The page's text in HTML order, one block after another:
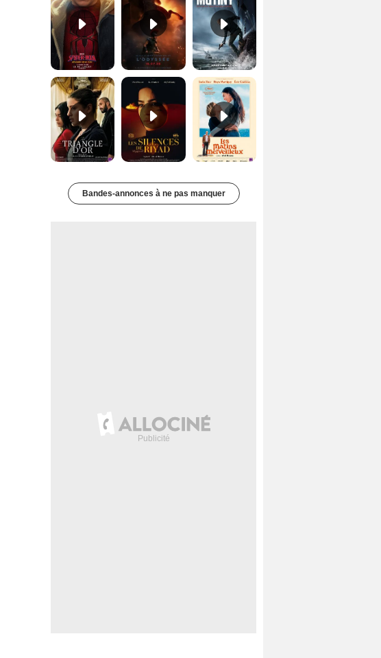
Les Silences de Riyad Bande-annonce VO STFR Les Matins merveilleux Bande-annonce VF
Bandes-annonces à ne pas manquer